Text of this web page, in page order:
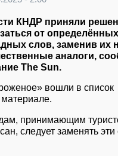
КНДР приняли
от определённых
слов, заменив их
аналоги,
The Sun.
вошли в список
принимающим
следует заменять эти